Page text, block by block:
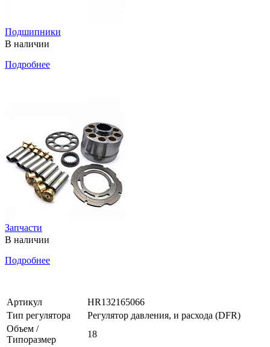
Подшипники
В наличии
Подробнее
Запчасти
В наличии
Подробнее
Артикул
HR132165066
Тип регулятора
Регулятор давления, и расхода (DFR)
Объем /
Типоразмер
18